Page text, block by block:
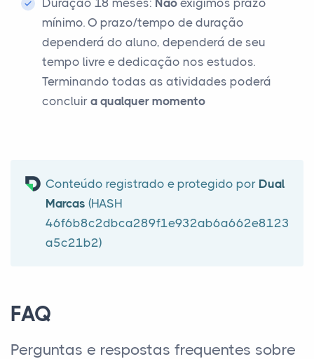
Duração 18 meses: Não exigimos prazo
mínimo. O prazo/tempo de duração
dependerá do aluno, dependerá de seu
tempo livre e dedicação nos estudos.
Terminando todas as atividades poderá
concluir a qualquer momento
Conteúdo registrado e protegido por Dual
Marcas (HASH
46f6b8c2dbca289f1e932ab6a662e8123
a5c21b2)
FAQ
Perguntas e respostas frequentes sobre